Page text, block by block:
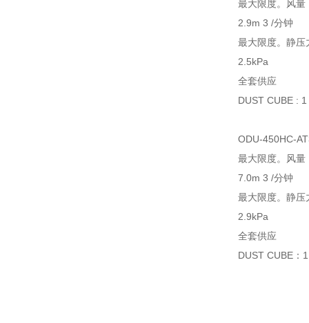
最大限度。风量
2.9m 3 /分钟
最大限度。静压
2.5kPa
全套供应
DUST CUBE :
ODU-450HC-
最大限度。风量
7.0m 3 /分钟
最大限度。静压
2.9kPa
全套供应
DUST CUBE：